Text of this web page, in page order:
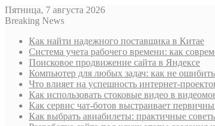
Пятница, 7 августа 2026
Breaking News
Как найти надежного поставщика в Китае
Система учета рабочего времени: как
Поисковое продвижение сайта в Яндексе
Компьютер для любых задач: как не
Что влияет на успешность интернет-
Как использовать стоковые видео в
Как сервис чат-ботов выстраивает
Как выбрать авиабилеты: практичные